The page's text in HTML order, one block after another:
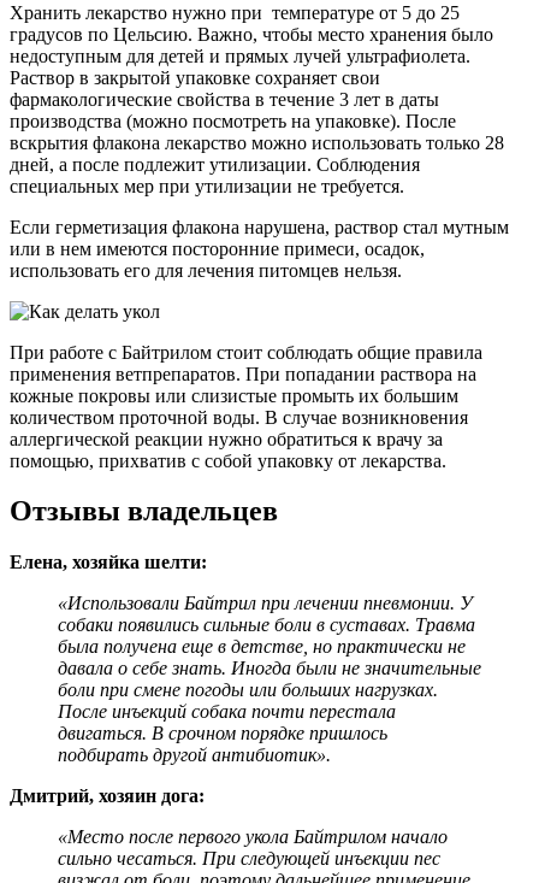
Хранить лекарство нужно при температуре от 5 до 25
градусов по Цельсию. Важно, чтобы место хранения было
недоступным для детей и прямых лучей ультрафиолета.
Раствор в закрытой упаковке сохраняет свои
фармакологические свойства в течение 3 лет в даты
производства (можно посмотреть на упаковке). После
вскрытия флакона лекарство можно использовать только 28
дней, а после подлежит утилизации. Соблюдения
специальных мер при утилизации не требуется.
Если герметизация флакона нарушена, раствор стал мутным
или в нем имеются посторонние примеси, осадок,
использовать его для лечения питомцев нельзя.
При работе с Байтрилом стоит соблюдать общие правила
применения ветпрепаратов. При попадании раствора на
кожные покровы или слизистые промыть их большим
количеством проточной воды. В случае возникновения
аллергической реакции нужно обратиться к врачу за
помощью, прихватив с собой упаковку от лекарства.
Отзывы владельцев
Елена, хозяйка шелти:
«Использовали Байтрил при лечении пневмонии. У
собаки появились сильные боли в суставах. Травма
была получена еще в детстве, но практически не
давала о себе знать. Иногда были не значительные
боли при смене погоды или больших нагрузках.
После инъекций собака почти перестала
двигаться. В срочном порядке пришлось
подбирать другой антибиотик».
Дмитрий, хозяин дога:
«Место после первого укола Байтрилом начало
сильно чесаться. При следующей инъекции пес